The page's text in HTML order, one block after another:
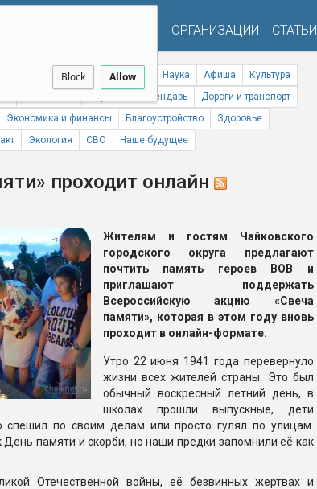
Block Allow
АФИША ОРГАНИЗАЦИИ СТАТЬИ
Спорт Происшествия Наука Афиша
Культура
Народный календарь
Дороги и транспорт
Экономика и финансы Благоустройство
Здоровье
Экология СВО Наше будущее
проходит онлайн
Жителям и гостям Чайковского
городского округа предлагают
почтить память героев ВОВ и
приглашают поддержать
Всероссийскую акцию «Свеча
памяти», которая в этом году вновь
проходит в онлайн-формате.
Утро 22 июня 1941 года перевернуло
жизни всех жителей страны. Это был
обычный воскресный летний день, в
школах прошли выпускные, дети
спешил по своим делам или просто гулял по улицам.
День памяти и скорби, но наши предки запомнили её как
Отечественной войны, её безвинных жертвах и